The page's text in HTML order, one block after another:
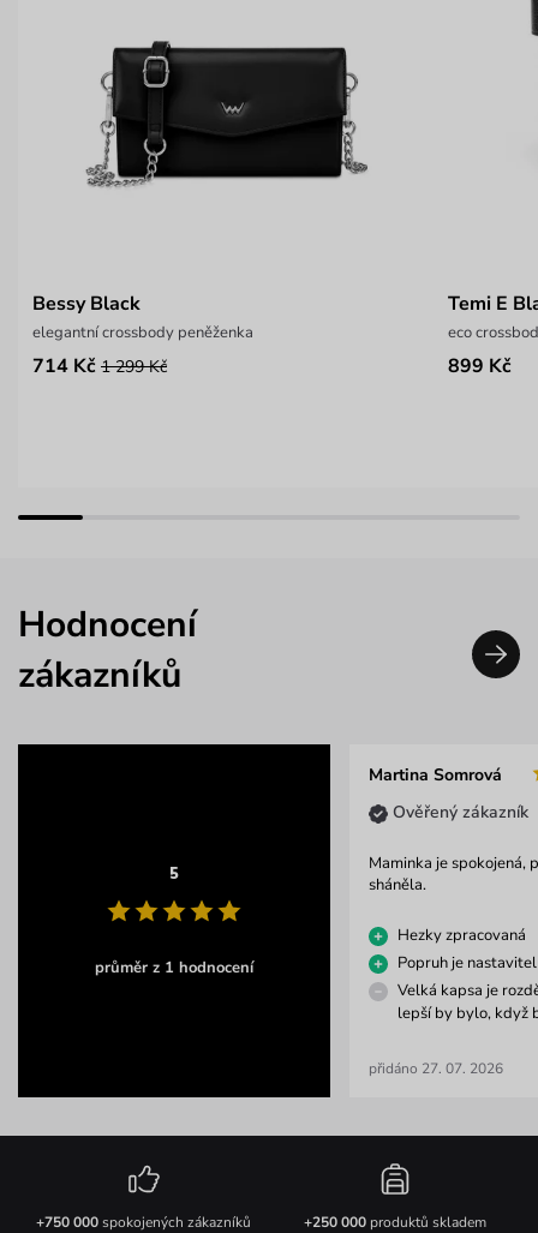
Bessy Black
elegantní crossbody peněženka
714 Kč 1 299 Kč
Temi E
eco
899 Kč
Hodnocení
zákazníků
5
průměr z 1 hodnocení
Martina Somrová
Ověřený zákazník
Maminka je spokojená,
sháněla.
Hezky zpracovaná
Popruh je
Velká kapsa je
lepší by bylo, když
přidáno 27. 07. 2026
+750 000spokojených zákazníků +250 000produktů skladem